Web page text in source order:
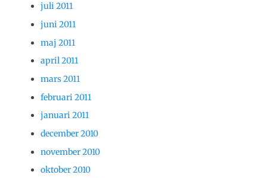
juli 2011
juni 2011
maj 2011
april 2011
mars 2011
februari 2011
januari 2011
december 2010
november 2010
oktober 2010